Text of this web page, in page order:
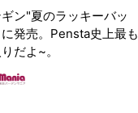
ン"夏のラッキーバッ
発売。Pensta史上最も
だよ~。